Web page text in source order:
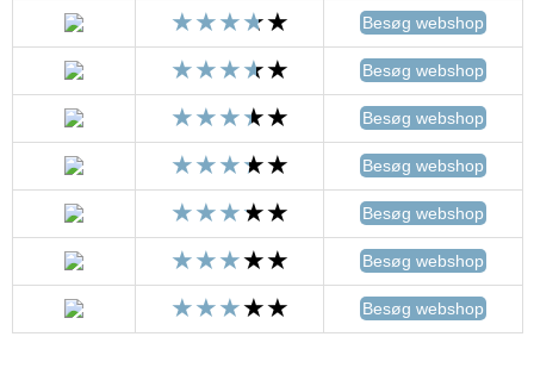
Besøg webshop
Besøg webshop
Besøg webshop
Besøg webshop
Besøg webshop
Besøg webshop
Besøg webshop